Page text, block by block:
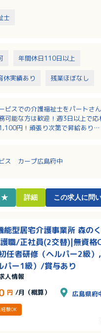
士
年間休日110日以上
休実績あり 残業ほぼなし
ビスでの介護福祉士をパートさ
可能な方は歓迎！週3日以上で応
円！頑張り次第で昇給あり
ス カープ広島府中
★ 詳細 この求人に問
能型居宅介護事業所 森の
職/正社員(2交替)|無資格
任者研修（ヘルパー2級）
パー1級）/賞与あり
人情報
円 /月（概算） 広島県府
経験OK